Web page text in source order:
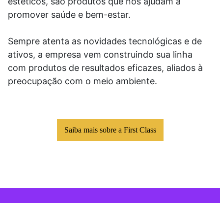
promover saúde e bem-estar.
Sempre atenta as novidades tecnológicas e de
ativos, a empresa vem construindo sua linha
com produtos de resultados eficazes, aliados à
preocupação com o meio ambiente.
Saiba mais sobre a First Class